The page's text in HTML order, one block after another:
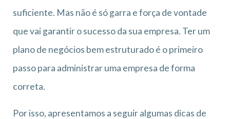
suficiente. Mas não é só garra e força de vontade
que vai garantir o sucesso da sua empresa. Ter um
plano de negócios bem estruturado é o primeiro
passo para administrar uma empresa de forma
correta.
Por isso, apresentamos a seguir algumas dicas de